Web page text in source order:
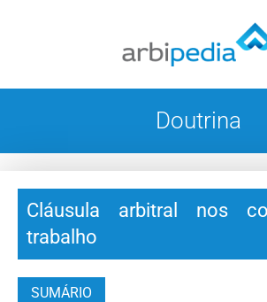
Doutrina
Cláusula arbitral nos
trabalho
SUMÁRIO